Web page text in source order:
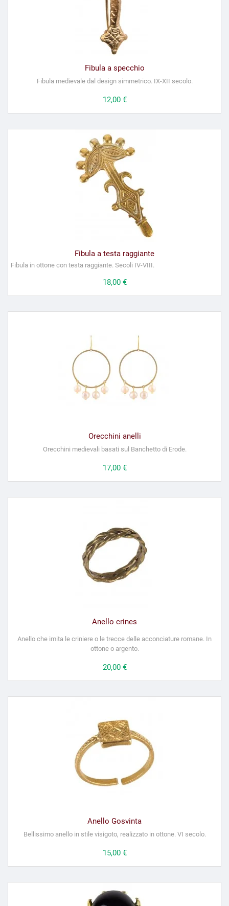
Fibula a specchio
Fibula medievale dal design simmetrico. IX-XII secolo.
Prezzo
12,00 €
Fibula a testa raggiante
Fibula in ottone con testa raggiante. Secoli IV-VIII.
Prezzo
18,00 €
Orecchini anelli
Orecchini medievali basati sul Banchetto di Erode.
Prezzo
17,00 €
Anello crines
Anello che imita le criniere o le trecce delle acconciature romane. In
ottone o argento.
Prezzo
20,00 €
Anello Gosvinta
Bellissimo anello in stile visigoto, realizzato in ottone. VI secolo.
Prezzo
15,00 €